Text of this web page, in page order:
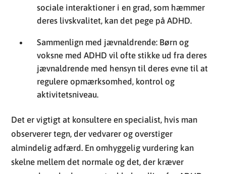
sociale interaktioner i en grad, som hæmmer
deres livskvalitet, kan det pege på ADHD.
Sammenlign med jævnaldrende: Børn og
voksne med ADHD vil ofte stikke ud fra deres
jævnaldrende med hensyn til deres evne til at
regulere opmærksomhed, kontrol og
aktivitetsniveau.
Det er vigtigt at konsultere en specialist, hvis man
observerer tegn, der vedvarer og overstiger
almindelig adfærd. En omhyggelig vurdering kan
skelne mellem det normale og det, der kræver